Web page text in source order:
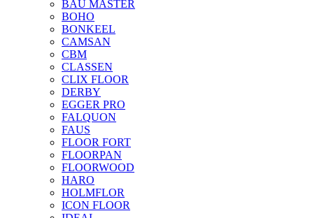
BAU MASTER
BOHO
BONKEEL
CAMSAN
CBM
CLASSEN
CLIX FLOOR
DERBY
EGGER PRO
FALQUON
FAUS
FLOOR FORT
FLOORPAN
FLOORWOOD
HARO
HOLMFLOR
ICON FLOOR